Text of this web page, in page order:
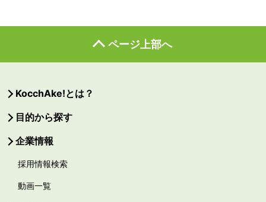
ページ上部へ
KocchAke!とは？
目的から探す
企業情報
採用情報検索
動画一覧